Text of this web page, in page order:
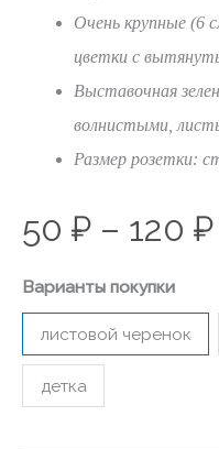
Очень крупные (6
цветки с
Выставочная
волнистыми,
Размер розетки:
50 ₽ – 120 ₽
Варианты покупки
листовой черенок
детка